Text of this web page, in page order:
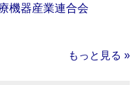
機器産業連合会
もっと見る »